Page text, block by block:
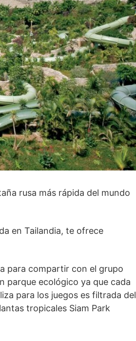
rusa más rápida del mundo
en Tailandia, te ofrece
para compartir con el grupo
parque ecológico ya que cada
para los juegos es filtrada del
tropicales Siam Park